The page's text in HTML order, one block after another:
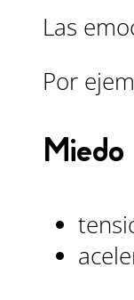
Las
Por
Miedo